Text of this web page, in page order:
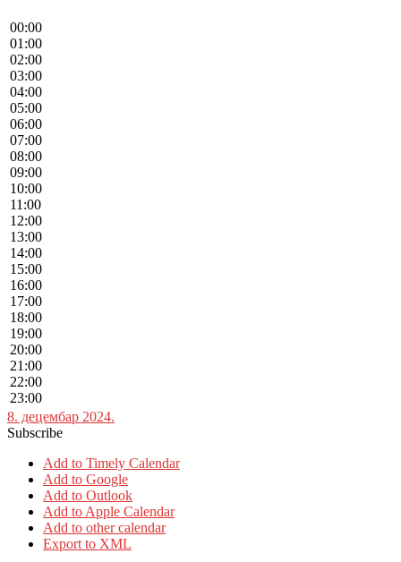
00:00
01:00
02:00
03:00
04:00
05:00
06:00
07:00
08:00
09:00
10:00
11:00
12:00
13:00
14:00
15:00
16:00
17:00
18:00
19:00
20:00
21:00
22:00
23:00
8. децембар 2024.
Subscribe
Add to Timely Calendar
Add to Google
Add to Outlook
Add to Apple Calendar
Add to other calendar
Export to XML